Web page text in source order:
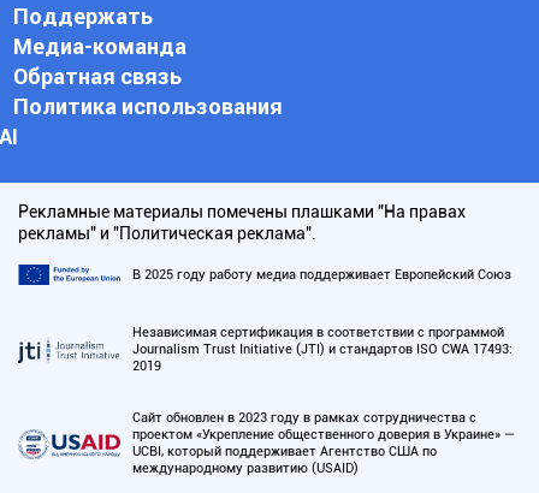
Поддержать
Медиа-команда
Обратная связь
Политика использования
АI
Рекламные материалы помечены плашками "На правах
рекламы" и "Политическая реклама".
В 2025 году работу медиа поддерживает Европейский Союз
Независимая сертификация в соответствии с программой
Journalism Trust Initiative (JTI) и стандартов ISO CWA 17493:
2019
Сайт обновлен в 2023 году в рамках сотрудничества с
проектом «Укрепление общественного доверия в Украине» —
UCBI, который поддерживает Агентство США по
международному развитию (USAID)